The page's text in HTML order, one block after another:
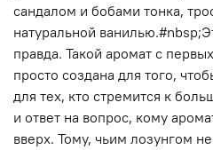
сандалом и бобами тонка,
натуральной
правда. Такой аромат с
просто создана для того,
для тех, кто стремится к
и ответ на вопрос, кому
вверх. Тому, чьим лозунгом